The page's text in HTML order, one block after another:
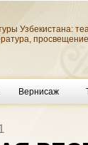
Узбекистана:
Вернисаж